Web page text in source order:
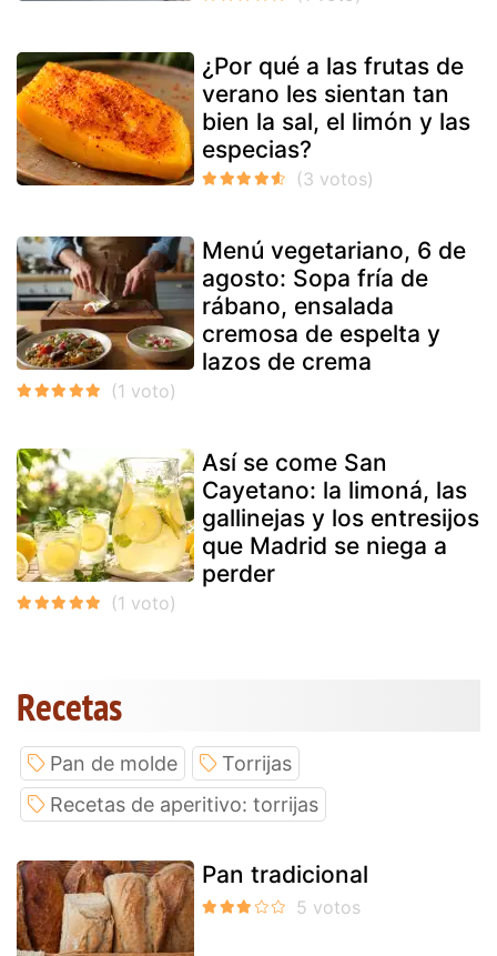
¿Por qué a las frutas de
verano les sientan tan
bien la sal, el limón y las
especias?
Menú vegetariano, 6 de
agosto: Sopa fría de
rábano, ensalada
cremosa de espelta y
lazos de crema
Así se come San
Cayetano: la limoná, las
gallinejas y los entresijos
que Madrid se niega a
perder
Recetas
Pan de molde
Torrijas
Recetas de aperitivo: torrijas
Pan tradicional